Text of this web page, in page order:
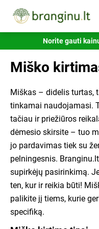
Miško
Miškas – didelis turtas,
tinkamai naudojamasi.
tačiau ir priežiūros
dėmesio skirsite – tuo
jo pardavimas tiek su
pelningesnis.
supirkėjų pasirinkimą.
ten, kur ir reikia būti!
palikite jį tiems, kurie
specifiką.
Norite gauti
Visi atsiliepimai yra
vartotojų teisių
panašus į šį -
234/
nežinote - jį galite
Šiuo klausimu taip pat
Jūsų el. paštas
Susipažinau ir
taisyklėmis ,
pradėkite
+ pridėti daugiau
Susipažinau ir
taisyklėmis,